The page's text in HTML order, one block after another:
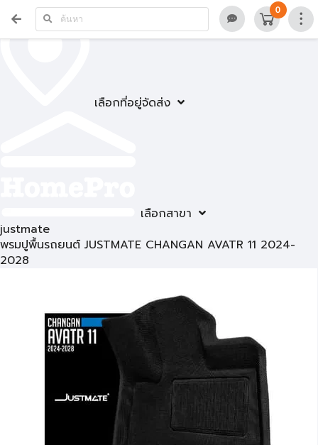
เลือกที่อยู่จัดส่ง
เลือกสาขา
0
justmate
พรมปูพื้นรถยนต์ JUSTMATE CHANGAN AVATR 11 2024-
2028